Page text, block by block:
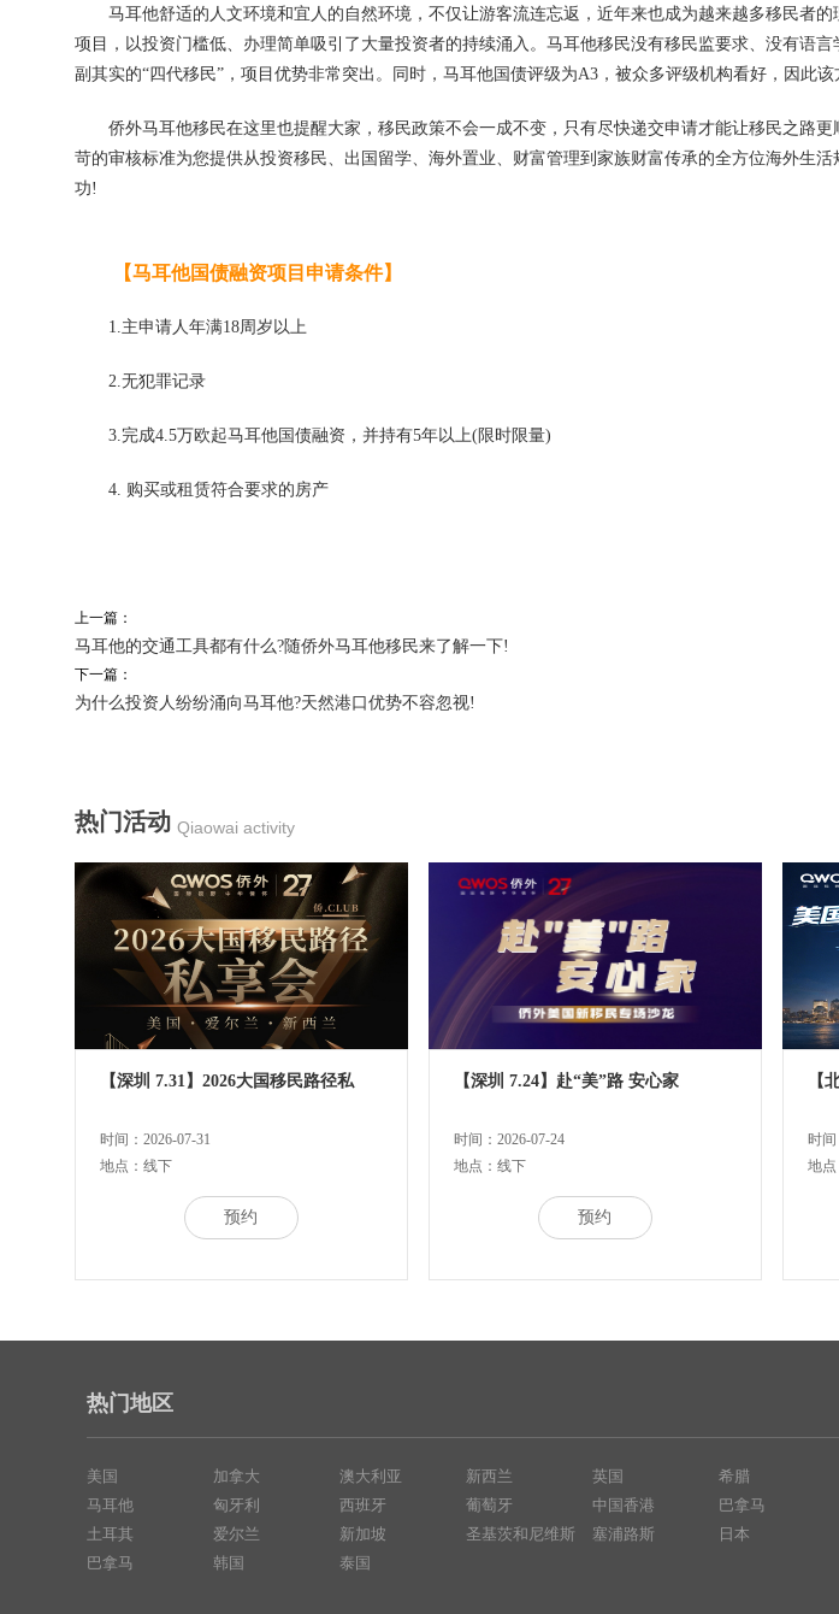
马耳他舒适的人文环境和宜人的自然环境，不仅让游客流连忘返，近年来也成为越来越多移民者的
项目，以投资门槛低、办理简单吸引了大量投资者的持续涌入。马耳他移民没有移民监要求、没有语
副其实的“四代移民”，项目优势非常突出。同时，马耳他国债评级为A3，被众多评级机构看好，因此该
侨外马耳他移民在这里也提醒大家，移民政策不会一成不变，只有尽快递交申请才能让移民之路更
苛的审核标准为您提供从投资移民、出国留学、海外置业、财富管理到家族财富传承的全方位海外生活
功!
【马耳他国债融资项目申请条件】
1.主申请人年满18周岁以上
2.无犯罪记录
3.完成4.5万欧起马耳他国债融资，并持有5年以上(限时限量)
4. 购买或租赁符合要求的房产
上一篇：
马耳他的交通工具都有什么?随侨外马耳他移民来了解一下!
下一篇：
为什么投资人纷纷涌向马耳他?天然港口优势不容忽视!
热门活动 Qiaowai activity
【深圳 7.31】2026大国移民路径私
时间：2026-07-31
地点：线下
预约
【深圳 7.24】赴“美”路 安心家
时间：2026-07-24
地点：线下
预约
【
时间
地
热门地区
美国
马耳他
土耳其
巴拿马
加拿大
匈牙利
爱尔兰
韩国
澳大利亚
西班牙
新加坡
泰国
新西兰
葡萄牙
圣基茨和尼维斯
英国
中国香港
塞浦路斯
希腊
巴拿马
日本